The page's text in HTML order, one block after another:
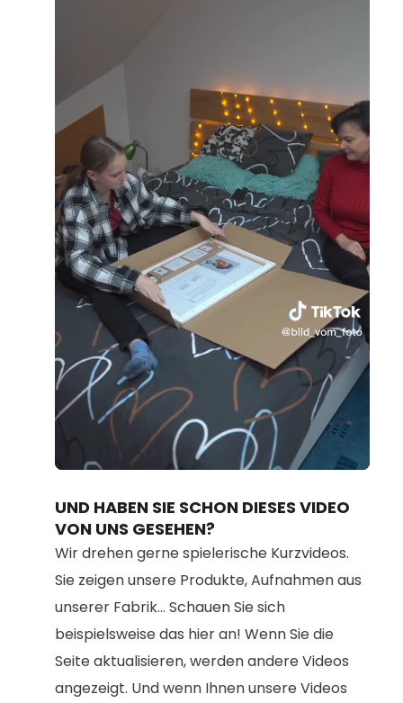
Unmute Loaded
80.67%
UND HABEN SIE SCHON DIESES VIDEO
VON UNS GESEHEN?
Wir drehen gerne spielerische Kurzvideos.
Sie zeigen unsere Produkte, Aufnahmen aus
unserer Fabrik... Schauen Sie sich
beispielsweise das hier an! Wenn Sie die
Seite aktualisieren, werden andere Videos
angezeigt. Und wenn Ihnen unsere Videos